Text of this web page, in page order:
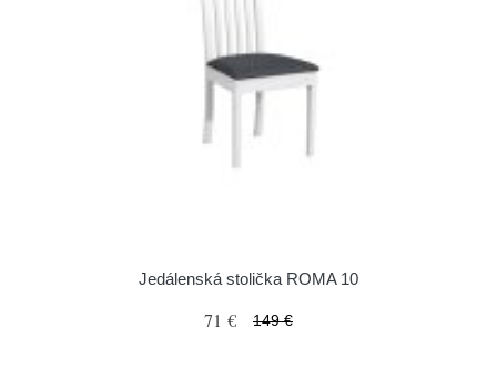
Jedálenská stolička ROMA 10
71 € 149 €